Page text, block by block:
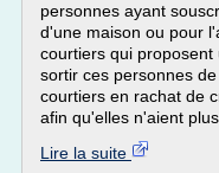
personnes ayant
d'une maison ou pour
courtiers qui
sortir ces personnes
courtiers en rachat de
afin qu'elles n'aient plus
Lire la suite